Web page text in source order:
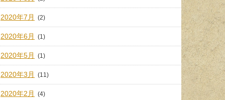
2020年7月 (2)
2020年6月 (1)
2020年5月 (1)
2020年3月 (11)
2020年2月 (4)